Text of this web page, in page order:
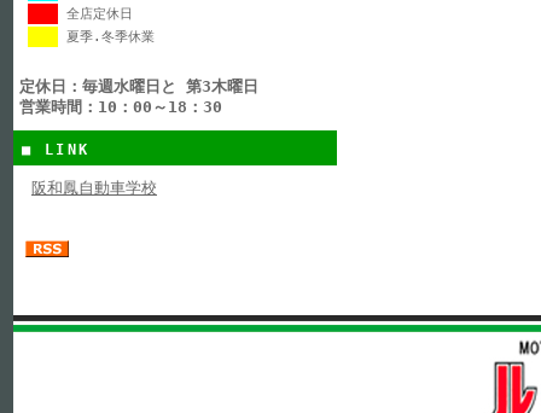
全店定休日
夏季.冬季休業
定休日：毎週水曜日と 第3木曜日
営業時間：10：00～18：30
■ LINK
阪和鳳自動車学校